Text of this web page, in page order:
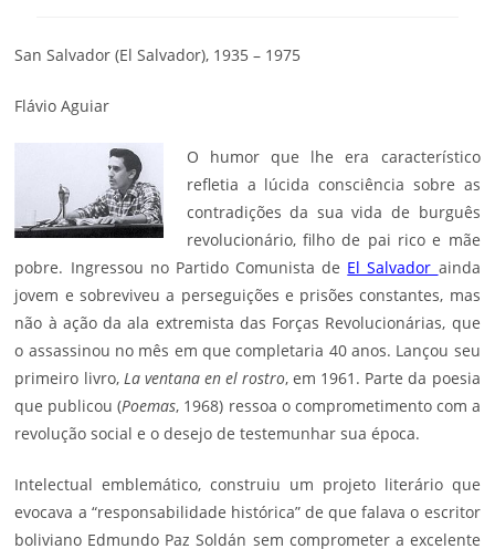
San Salvador (El Salvador), 1935 – 1975
Flávio Aguiar
O humor que lhe era característico
refletia a lúcida consciência sobre as
contradições da sua vida de burguês
revolucionário, filho de pai rico e mãe
pobre. Ingressou no Partido Comunista de El Salvador ainda
jovem e sobreviveu a perseguições e prisões constantes, mas
não à ação da ala extremista das Forças Revolucionárias, que
o assassinou no mês em que completaria 40 anos. Lançou seu
primeiro livro, La ventana en el rostro, em 1961. Parte da poesia
que publicou (Poemas, 1968) ressoa o comprometimento com a
revolução social e o desejo de testemunhar sua época.
Intelectual emblemático, construiu um projeto literário que
evocava a “responsabilidade histórica” de que falava o escritor
boliviano Edmundo Paz Soldán sem comprometer a excelente